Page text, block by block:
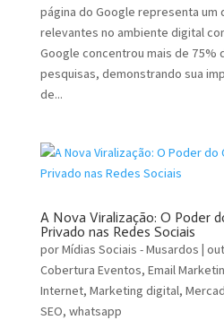
página do Google representa um
relevantes no ambiente digital
Google concentrou mais de 75%
pesquisas, demonstrando sua
de...
A Nova Viralização: O Poder
Privado nas Redes Sociais
porMídias Sociais - Musardos |
Cobertura Eventos, Email
Internet, Marketing digital,
SEO, whatsapp